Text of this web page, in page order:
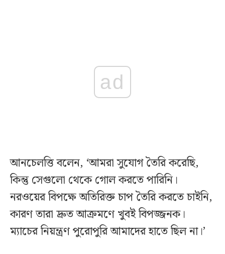
ad
আনচেলত্তি বলেন, ‘আমরা সুযোগ তৈরি করেছি,
কিন্তু সেগুলো থেকে গোল করতে পারিনি।
নরওয়ের বিপক্ষে অতিরিক্ত চাপ তৈরি করতে চাইনি,
কারণ তারা দ্রুত আক্রমণে খুবই বিপজ্জনক।
ম্যাচের নিয়ন্ত্রণ পুরোপুরি আমাদের হাতে ছিল না।’